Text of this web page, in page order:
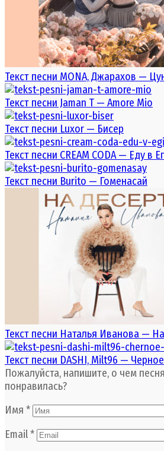
Текст песни MONA, Джарахов —
Текст песни Jaman T — Amore Mio
Текст песни Luxor — Бисер
Текст песни CREAM CODA — Еду в
Текст песни Burito — Гоменасай
Текст песни Наталья Иванова —
Текст песни DASHI, Milt96 —
Пожалуйста, напишите, о чем
понравилась?
Имя *
Email*